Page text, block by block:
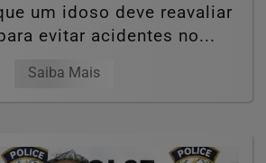
um idoso deve reavaliar
evitar acidentes no...
Saiba Mais